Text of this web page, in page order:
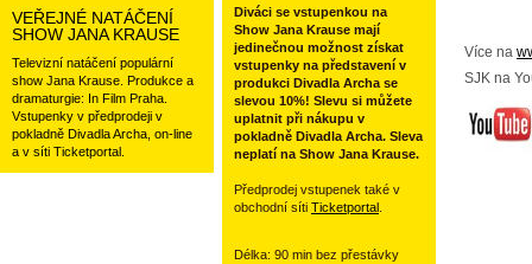
VEŘEJNÉ NATÁČENÍ
SHOW JANA KRAUSE
Televizní natáčení populární
show Jana Krause. Produkce a
dramaturgie: In Film Praha.
Vstupenky v předprodeji v
pokladně Divadla Archa, on-line
a v síti Ticketportal.
Více na
SJK na
Diváci se vstupenkou na
Show Jana Krause mají
jedinečnou možnost získat
vstupenky na představení v
produkci Divadla Archa se
slevou 10%! Slevu si můžete
uplatnit při nákupu v
pokladně Divadla Archa. Sleva
neplatí na Show Jana Krause.
Předprodej vstupenek také v
obchodní síti Ticketportal
Délka: 90 min bez přestávky